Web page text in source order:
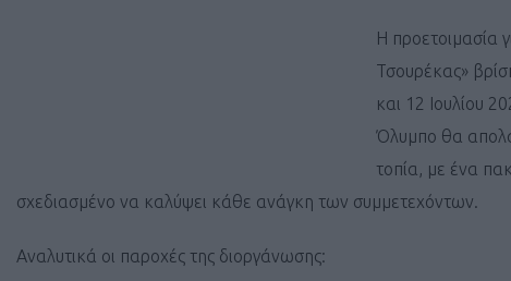
Η προετοιμασία
Τσουρέκας»
και 12 Ιουλίου
Όλυμπο θα
τοπία, με ένα
σχεδιασμένο να καλύψει κάθε ανάγκη των συμμετεχόντων.
Αναλυτικά οι παροχές της διοργάνωσης: